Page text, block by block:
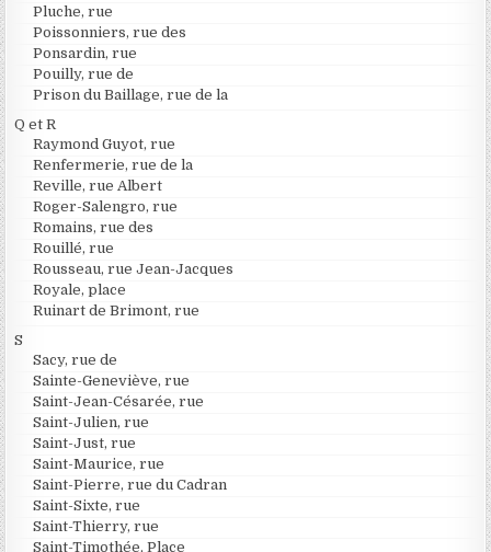
Pluche, rue
Poissonniers, rue des
Ponsardin, rue
Pouilly, rue de
Prison du Baillage, rue de la
Q et R
Raymond Guyot, rue
Renfermerie, rue de la
Reville, rue Albert
Roger-Salengro, rue
Romains, rue des
Rouillé, rue
Rousseau, rue Jean-Jacques
Royale, place
Ruinart de Brimont, rue
S
Sacy, rue de
Sainte-Geneviève, rue
Saint-Jean-Césarée, rue
Saint-Julien, rue
Saint-Just, rue
Saint-Maurice, rue
Saint-Pierre, rue du Cadran
Saint-Sixte, rue
Saint-Thierry, rue
Saint-Timothée, Place